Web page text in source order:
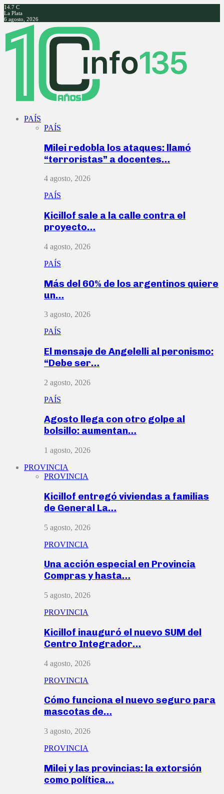
14.7 C
La Plata
6 agosto, 2026
Facebook
Twitter
Instagram
Youtube
PAÍS
PAÍS
Milei redobla los ataques: llamó
“terroristas” a docentes…
4 agosto, 2026
PAÍS
Kicillof sale a la calle contra el
proyecto…
4 agosto, 2026
PAÍS
Más del 60% de los argentinos quiere
un…
3 agosto, 2026
PAÍS
El mensaje de Angelelli al peronismo:
“Debe ser…
2 agosto, 2026
PAÍS
Agosto llega con otro golpe al
bolsillo: aumentan…
1 agosto, 2026
PROVINCIA
PROVINCIA
Kicillof entregó viviendas a familias
de General La…
5 agosto, 2026
PROVINCIA
Una acción especial en Provincia
Compras y hasta…
5 agosto, 2026
PROVINCIA
Kicillof inauguró el nuevo SUM del
Centro Integrador…
4 agosto, 2026
PROVINCIA
Cómo funciona el nuevo seguro para
mascotas de…
3 agosto, 2026
PROVINCIA
Milei y las provincias: la extorsión
como política…